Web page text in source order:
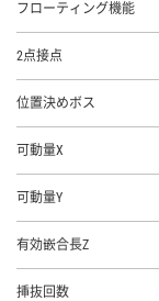
フローティング機能
2点接点
位置決めボス
可動量X
可動量Y
有効嵌合長Z
挿抜回数